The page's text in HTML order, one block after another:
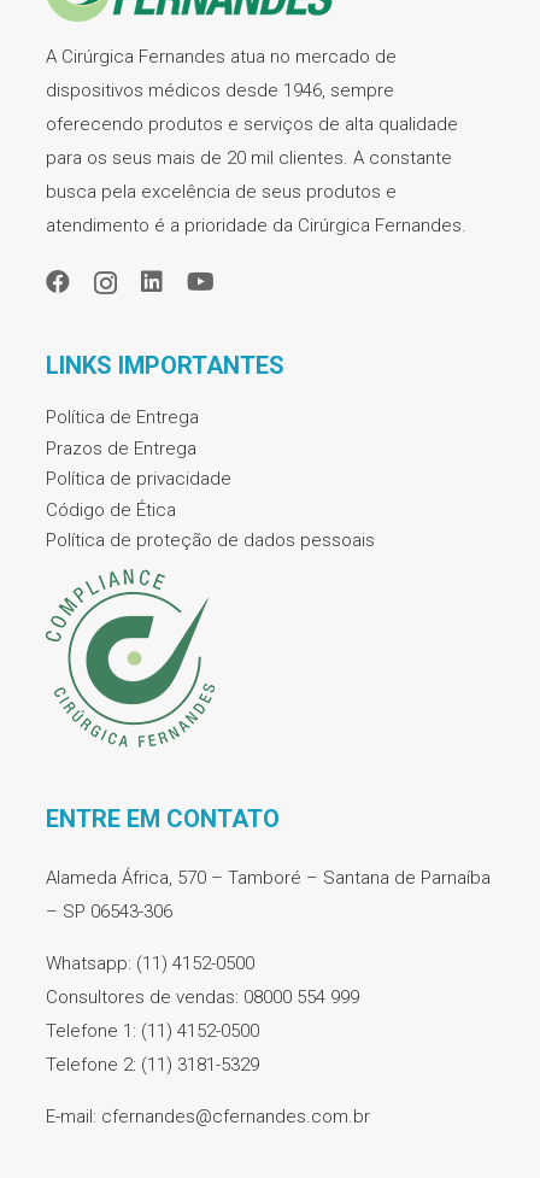
A Cirúrgica Fernandes atua no mercado de
dispositivos médicos desde 1946, sempre
oferecendo produtos e serviços de alta qualidade
para os seus mais de 20 mil clientes. A constante
busca pela excelência de seus produtos e
atendimento é a prioridade da Cirúrgica Fernandes.
LINKS IMPORTANTES
Política de Entrega
Prazos de Entrega
Política de privacidade
Código de Ética
Política de proteção de dados pessoais
ENTRE EM CONTATO
Alameda África, 570 – Tamboré – Santana de Parnaíba
– SP 06543-306
Whatsapp: (11) 4152-0500
Consultores de vendas: 08000 554 999
Telefone 1: (11) 4152-0500
Telefone 2: (11) 3181-5329
E-mail: cfernandes@cfernandes.com.br